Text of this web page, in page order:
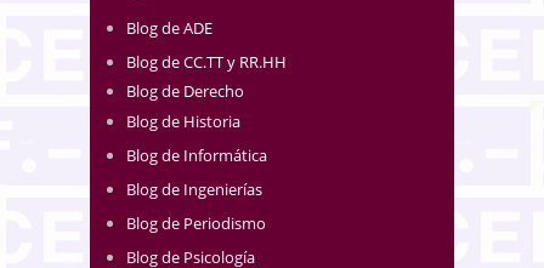
Blog de ADE
Blog de CC.TT y RR.HH
Blog de Derecho
Blog de Historia
Blog de Informática
Blog de Ingenierías
Blog de Periodismo
Blog de Psicología